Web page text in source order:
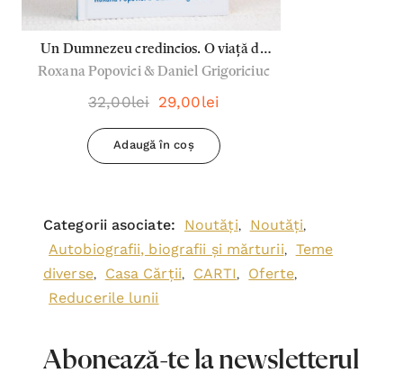
Un Dumnezeu credincios. O viață de
credincioșie - Roxana Popovici &
Daniel Grigoriciuc
Roxana Popovici & Daniel Grigoriciuc
32,00lei 29,00lei
Adaugă în coș
Categorii asociate: Noutăți, Noutăți,
Autobiografii, biografii și mărturii,
Teme
diverse, Casa Cărții, CARTI, Oferte,
Reducerile lunii
Abonează-te la newsletterul